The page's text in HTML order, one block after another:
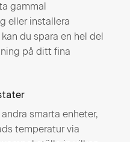
gammal
eller installera
du spara en hel del
på ditt fina
smarta enheter,
temperatur via